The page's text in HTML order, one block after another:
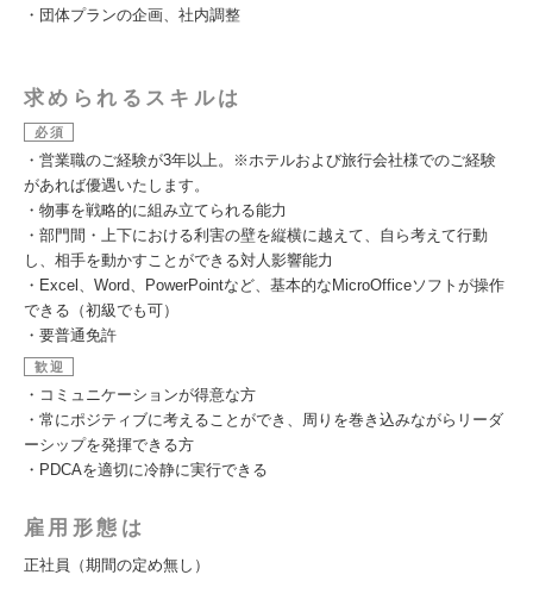
・団体プランの企画、社内調整
求められるスキルは
必須
・営業職のご経験が3年以上。※ホテルおよび旅行会社様でのご経験
があれば優遇いたします。
・物事を戦略的に組み立てられる能力
・部門間・上下における利害の壁を縦横に越えて、自ら考えて行動
し、相手を動かすことができる対人影響能力
・Excel、Word、PowerPointなど、基本的なMicroOfficeソフトが操作
できる（初級でも可）
・要普通免許
歓迎
・コミュニケーションが得意な方
・常にポジティブに考えることができ、周りを巻き込みながらリーダ
ーシップを発揮できる方
・PDCAを適切に冷静に実行できる
雇用形態は
正社員（期間の定め無し）